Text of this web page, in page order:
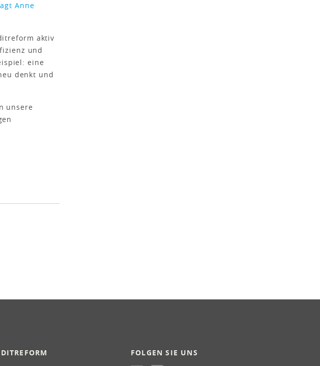
Anne
aktiv
und
eine
denkt und
unsere
FOLGEN SIE UNS